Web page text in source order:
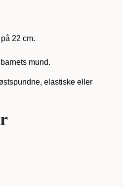
22 cm.
mund.
elastiske eller